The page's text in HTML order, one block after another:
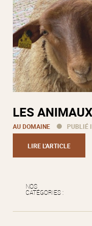
LES
AU DOMAINE PUBLIÉ
LIRE L'ARTICLE
NOS
CATÉGORIES :